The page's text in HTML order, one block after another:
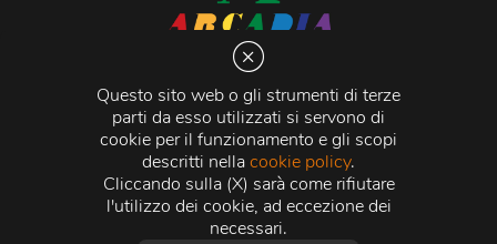
Questo sito web o gli strumenti di terze
parti da esso utilizzati si servono di
cookie per il funzionamento e gli scopi
descritti nellacookie policy.
Cliccando sulla (X) sarà come rifiutare
l'utilizzo dei cookie, ad eccezione dei
necessari.
Via Martiri della Libertà 20066 Melzo (MI)
C.C.I.A.A. - R.E.A di Milano n. 1427910
Registro delle Imprese di Milano n. 338392 -
Fiscale e Partita Iva11015840157 | Capitale Sociale
500.000,00 i.v.
Credits:Crea Informatica S.r.l. 2026 © Tutti i diritti
riservati.